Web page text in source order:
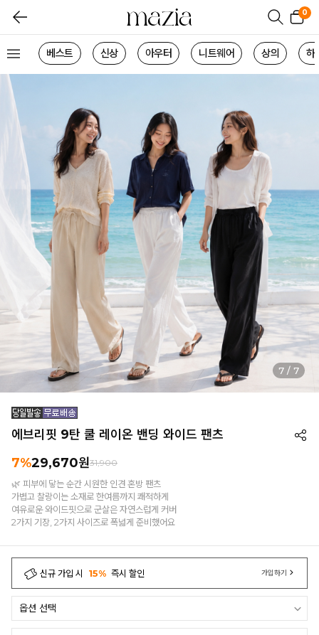
0
베스트 신상 아우터 니트웨어 상의 하
7 / 7
에브리핏 9탄 쿨 레이온 밴딩 와이드 팬츠
7%29,670원31,900
🌿 피부에 닿는 순간 시원한 인견 혼방 팬츠
가볍고 찰랑이는 소재로 한여름까지 쾌적하게
여유로운 와이드핏으로 군살은 자연스럽게 커버
2가지 기장, 2가지 사이즈로 폭넓게 준비했어요
신규 가입 시 15% 즉시 할인 가입하기